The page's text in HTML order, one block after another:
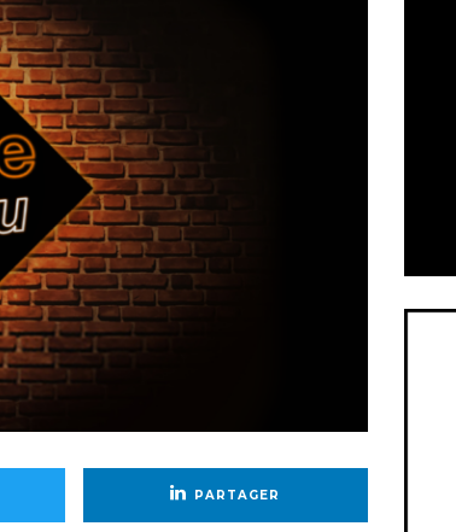
PARTAGER